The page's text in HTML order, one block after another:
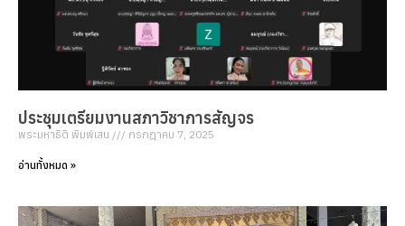
ประชุมเตรียมงานสภาวิชาการสัญจร
พระมหาธิติ พิมพ์เสน กรกฎาคม 7, 2025
อ่านทั้งหมด »